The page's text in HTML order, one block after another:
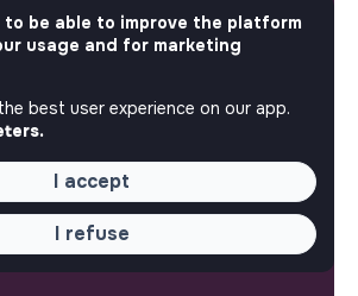
Android
impact
to be able to improve the platform
usage and for marketing
best user experience on our app.
I accept
I refuse